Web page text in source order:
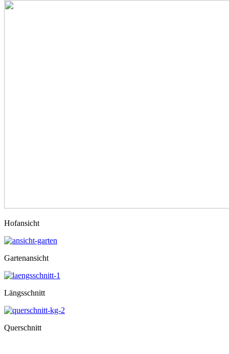
Hofansicht
Gartenansicht
Längsschnitt
Querschnitt